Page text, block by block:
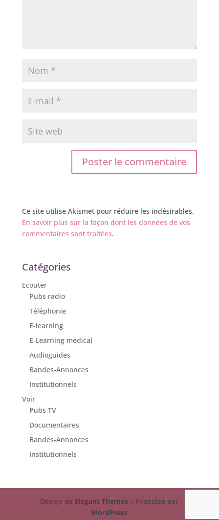
Ce site utilise Akismet pour réduire les indésirables.
En savoir plus sur la façon dont les données de vos
commentaires sont traitées.
Catégories
Ecouter
Pubs radio
Téléphonie
E-learning
E-Learning médical
Audioguides
Bandes-Annonces
Institutionnels
Voir
Pubs TV
Documentaires
Bandes-Annonces
Institutionnels
Design de Elegant Themes | Propulsé par
WordPress